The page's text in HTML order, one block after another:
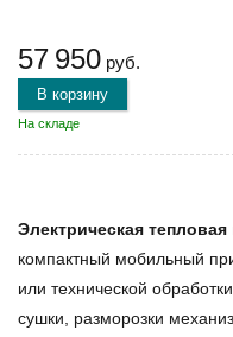
57 950 руб.
В корзину
На складе
Электрическая
компактный мобильный
или технической
сушки, разморозки